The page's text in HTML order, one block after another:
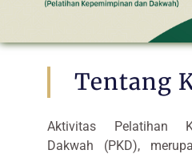
Tentang
Aktivitas Pelatihan
Dakwah (PKD),